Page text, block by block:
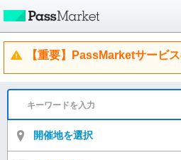
【重要】PassMarketサービ
開催地を選択